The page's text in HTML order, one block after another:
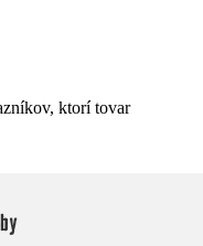
ktorí tovar